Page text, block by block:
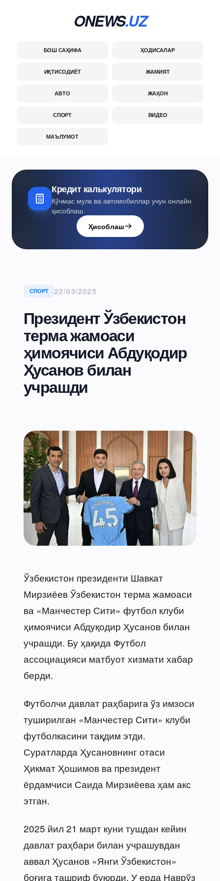
ONEWS.UZ
БОШ САҲИФА ҲОДИСАЛАР
ИҚТИСОДИЁТ ЖАМИЯТ
АВТО ЖАҲОН
СПОРТ ВИДЕО
МАЪЛУМОТ
Кредит калькулятори
Кўчмас мулк ва автомобиллар учун онлайн
ҳисоблаш
Ҳисоблаш
СПОРТ 22/03/2025
Президент Ўзбекистон
терма жамоаси
ҳимоячиси Абдуқодир
Ҳусанов билан
учрашди
Ўзбекистон президенти Шавкат
Мирзиёев Ўзбекистон терма жамоаси
ва «Манчестер Сити» футбол клуби
ҳимоячиси Абдуқодир Ҳусанов билан
учрашди. Бу ҳақида Футбол
ассоциацияси матбуот хизмати хабар
берди.
Футболчи давлат раҳбарига ўз имзоси
туширилган «Манчестер Сити» клуби
футболкасини тақдим этди.
Суратларда Ҳусановнинг отаси
Ҳикмат Ҳошимов ва президент
ёрдамчиси Саида Мирзиёева ҳам акс
этган.
2025 йил 21 март куни тушдан кейин
давлат раҳбари билан учрашувдан
аввал Ҳусанов «Янги Ўзбекистон»
боғига ташриф буюрди. У ерда Наврўз